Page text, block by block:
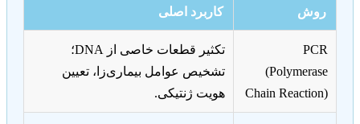
روش کاربرد اصلی
(Polymerase
Chain Reaction)
تکثیر قطعات خاصی از DNA؛
تشخیص عوامل بیماری‌زا، تعیین
هویت ژنتیکی.